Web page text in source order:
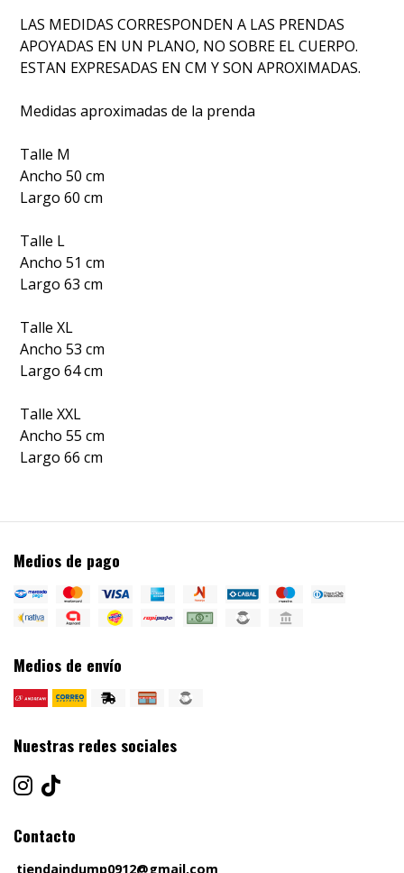
LAS MEDIDAS CORRESPONDEN A LAS PRENDAS
APOYADAS EN UN PLANO, NO SOBRE EL CUERPO.
ESTAN EXPRESADAS EN CM Y SON APROXIMADAS.
Medidas aproximadas de la prenda
Talle M
Ancho 50 cm
Largo 60 cm
Talle L
Ancho 51 cm
Largo 63 cm
Talle XL
Ancho 53 cm
Largo 64 cm
Talle XXL
Ancho 55 cm
Largo 66 cm
Medios de pago
Medios de envío
Nuestras redes sociales
Contacto
tiendaindump0912@gmail.com